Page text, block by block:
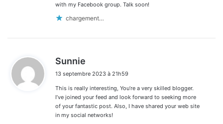
with my Facebook group. Talk soon!
chargement…
Sunnie
t
:
13 septembre 2023 à 21h59
This is really interesting, You’re a very skilled blogger.
I’ve joined your feed and look forward to seeking more
of your fantastic post. Also, I have shared your web site
in my social networks!